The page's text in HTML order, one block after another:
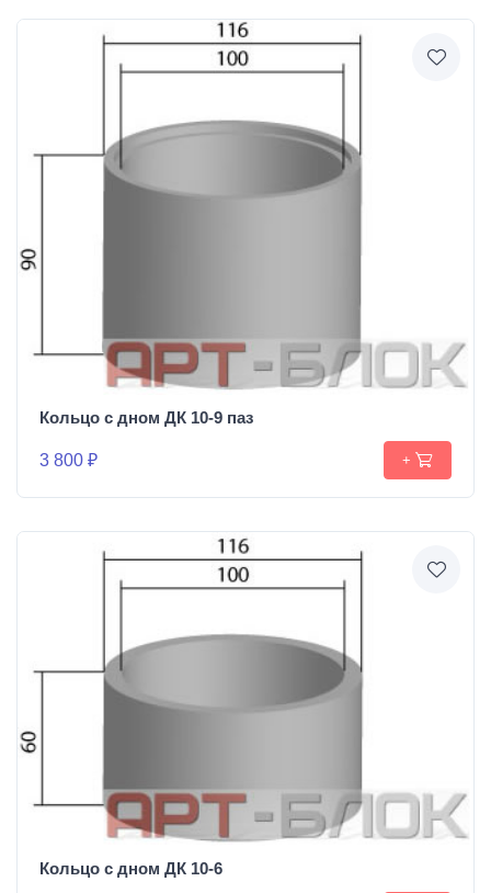
Кольцо с дном ДК 10-9 паз
3 800 ₽ +
Кольцо с дном ДК 10-6